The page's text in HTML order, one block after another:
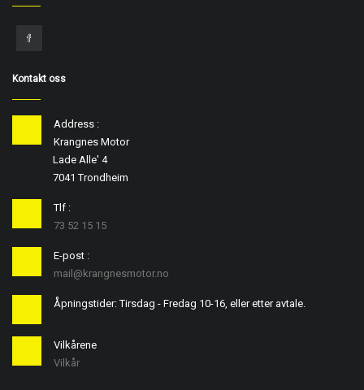
Kontakt oss
Address :
Krangnes Motor
Lade Alle' 4
7041 Trondheim
Tlf :
73 52 15 15
E-post :
mail@krangnesmotor.no
Åpningstider: Tirsdag - Fredag 10-16, eller etter avtale.
Vilkårene
Vilkår